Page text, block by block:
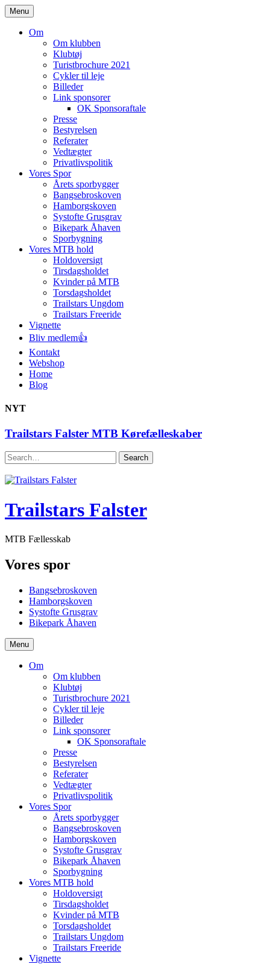
Skip
to
content
Menu
Om
Om klubben
Klubtøj
Turistbrochure 2021
Cykler til leje
Billeder
Link sponsorer
OK Sponsoraftale
Presse
Bestyrelsen
Referater
Vedtægter
Privatlivspolitik
Vores Spor
Årets sporbygger
Bangsebroskoven
Hamborgskoven
Systofte Grusgrav
Bikepark Åhaven
Sporbygning
Vores MTB hold
Holdoversigt
Tirsdagsholdet
Kvinder på MTB
Torsdagsholdet
Trailstars Ungdom
Trailstars Freeride
Vignette
Bliv medlem👍
Kontakt
Webshop
Home
Blog
NYT
Trailstars Falster MTB Kørefælleskaber
Search
Trailstars Falster
MTB Fællesskab
Vores spor
Bangsebroskoven
Hamborgskoven
Systofte Grusgrav
Bikepark Åhaven
Menu
Om
Om klubben
Klubtøj
Turistbrochure 2021
Cykler til leje
Billeder
Link sponsorer
OK Sponsoraftale
Presse
Bestyrelsen
Referater
Vedtægter
Privatlivspolitik
Vores Spor
Årets sporbygger
Bangsebroskoven
Hamborgskoven
Systofte Grusgrav
Bikepark Åhaven
Sporbygning
Vores MTB hold
Holdoversigt
Tirsdagsholdet
Kvinder på MTB
Torsdagsholdet
Trailstars Ungdom
Trailstars Freeride
Vignette